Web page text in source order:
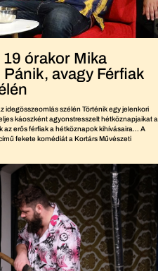
órakor Mika
avagy Férfiak
idegösszeomlás szélén Történik egy jelenkori
káoszként agyonstresszelt hétköznapjaikat a
erős férfiak a hétköznapok kihívásaira... A
fekete komédiát a Kortárs Művészeti